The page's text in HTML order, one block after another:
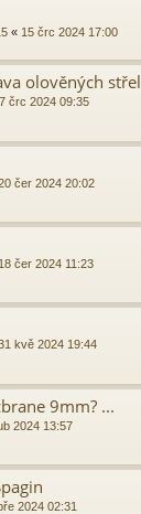
« 15 črc 2024 17:00
olověných střel
črc 2024 09:35
čer 2024 20:02
18 čer 2024 11:23
kvě 2024 19:44
9mm? ...
2024 13:57
2024 02:31